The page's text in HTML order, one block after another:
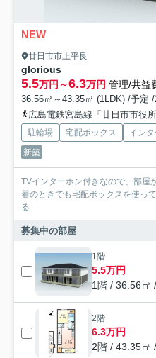
NEW
廿日市市上平良
glorious
5.5万円～6.3万円 管理/共益
36.56㎡～43.35㎡ (1LDK) /予定 /
広島電鉄宮島線「廿日市市役
駐輪場 宅配ボックス
イン
新築
TVインターホン付きなので、部屋
着のときでも宅配ボックスを使っ
る
募集中の部屋
1階
5.5万円
1階 / 36.56㎡
2階
6.3万円
2階 / 43.35㎡